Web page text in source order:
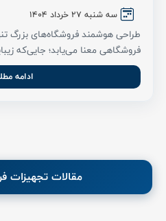
سه شنبه 27 خرداد ۱۴۰۴
طراحی هوشمند فروشگاه‌های بزرگ
فروشگاهی معنا می‌یابد؛ جایی‌که
ادامه
مقالات تجهیزات